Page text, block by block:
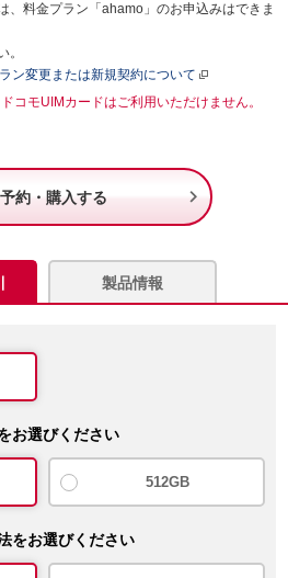
、料金プラン「ahamo」のお申込みはできま
。
ン変更または新規契約について
コモUIMカードはご利用いただけません。
予約・購入する 
製品情報
お選びください
512GB
をお選びください